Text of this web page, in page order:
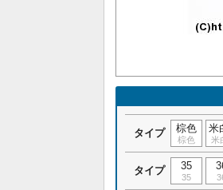
タイプ 棕色
棕色
米
米
タイプ 35
35